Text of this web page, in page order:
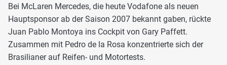
Bei McLaren Mercedes, die heute Vodafone als neuen
Hauptsponsor ab der Saison 2007 bekannt gaben, rückte
Juan Pablo Montoya ins Cockpit von Gary Paffett.
Zusammen mit Pedro de la Rosa konzentrierte sich der
Brasilianer auf Reifen- und Motortests.